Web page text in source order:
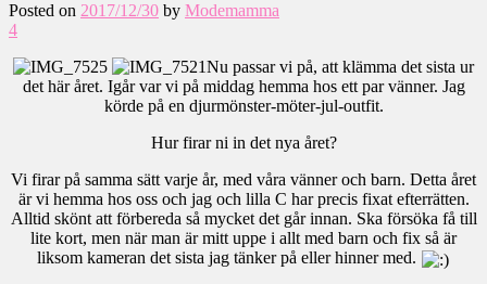
Posted on 2017/12/30 by Modemamma
4
Nu passar vi på, att klämma det sista ur
det här året. Igår var vi på middag hemma hos ett par vänner. Jag
körde på en djurmönster-möter-jul-outfit.
Hur firar ni in det nya året?
Vi firar på samma sätt varje år, med våra vänner och barn. Detta året
är vi hemma hos oss och jag och lilla C har precis fixat efterrätten.
Alltid skönt att förbereda så mycket det går innan. Ska försöka få till
lite kort, men när man är mitt uppe i allt med barn och fix så är
liksom kameran det sista jag tänker på eller hinner med.